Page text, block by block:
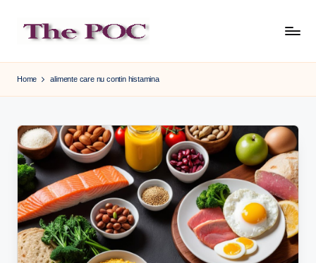
content
Home alimente care nu contin histamina